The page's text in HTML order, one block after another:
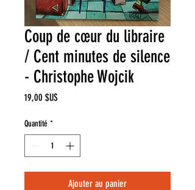
Coup de cœur du libraire
/ Cent minutes de silence
- Christophe Wojcik
19,00 $US
Quantité *
Ajouter au panier